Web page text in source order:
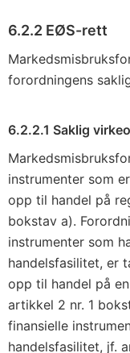
6.2.2 EØS-rett
forordningens
6.2.2.1 Saklig
instrumenter som
opp til handel på
bokstav a).
instrumenter som
handelsfasilitet, er
opp til handel på
artikkel 2 nr. 1
finansielle
handelsfasilitet, jf.